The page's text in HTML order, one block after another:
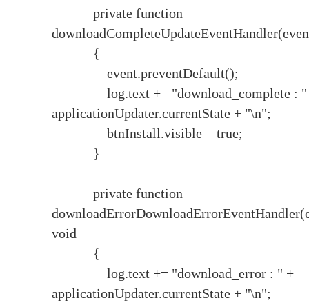
private function
{
event.preventDefault();
log.text += "download_complete : "
applicationUpdater.currentState + "\n";
btnInstall.visible = true;
}
private function
void
{
log.text += "download_error : " +
applicationUpdater.currentState + "\n";